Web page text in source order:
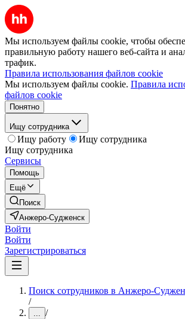
Мы используем файлы cookie, чтобы
правильную работу нашего веб-сайта и
трафик.
Правила использования файлов cookie
Мы используем файлы cookie. Правила
файлов cookie
Понятно
Ищу сотрудника
Ищу работу
Ищу сотрудника
Ищу сотрудника
Сервисы
Помощь
Ещё
Поиск
Анжеро-Судженск
Войти
Войти
Зарегистрироваться
Поиск сотрудников в Анжеро-
/
... /